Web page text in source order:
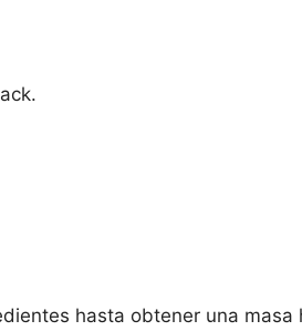
hasta obtener una